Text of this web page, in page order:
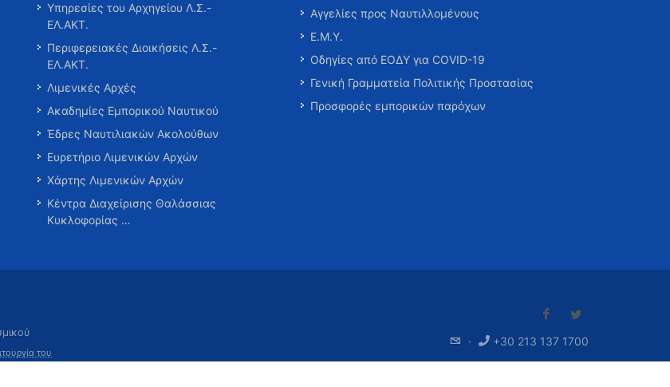
Υπηρεσίες του Αρχηγείου Λ.Σ.-
ΕΛ.ΑΚΤ.
Περιφερειακές Διοικήσεις Λ.Σ.-
ΕΛ.ΑΚΤ.
Λιμενικές Αρχές
Ακαδημίες Εμπορικού Ναυτικού
Έδρες Ναυτιλιακών Ακολούθων
Ευρετήριο Λιμενικών Αρχών
Χάρτης Λιμενικών Αρχών
Κέντρα Διαχείρισης Θαλάσσιας
Κυκλοφορίας …
Αγγελίες προς Ναυτιλλομένους
Ε.Μ.Υ.
Οδηγίες από ΕΟΔΥ για COVID-19
Γενική Γραμματεία Πολιτικής Προστασίας
Προσφορές εμπορικών παρόχων
του
· +30 213 137 1700